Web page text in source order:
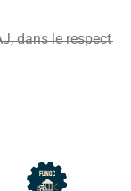
dans le respect